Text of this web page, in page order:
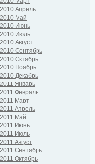
2010 Апрель
2010 Май
2010 Июнь
2010 Июль
2010 Август
2010 Сентябрь
2010 Октябрь
2010 Ноябрь
2010 Декабрь
2011 Январь
2011 Февраль
2011 Март
2011 Апрель
2011 Май
2011 Июнь
2011 Июль
2011 Август
2011 Сентябрь
2011 Октябрь